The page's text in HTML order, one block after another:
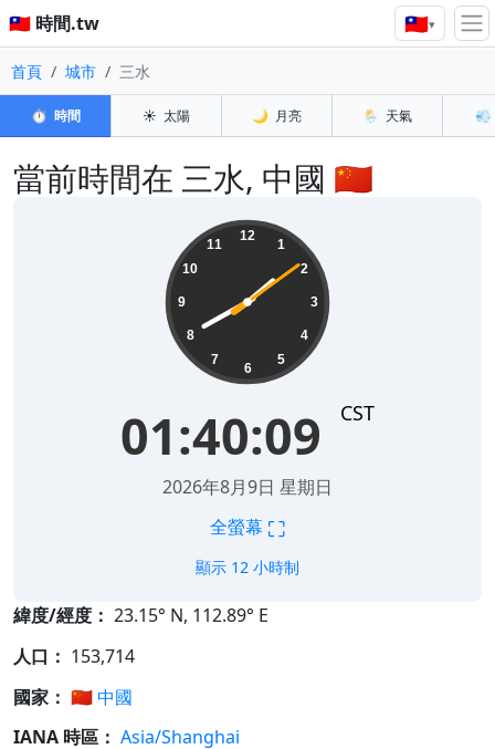
🇹🇼 時間.tw 🇹🇼▾
首頁 城市 三水
⏱️ 時間 ☀️ 太陽 🌙 月亮 🌦️ 天氣 💨
當前時間在 三水, 中國 🇨🇳
12
1
2
3
4
5
6
7
8
9
10
11
01:40:09 CST
2026年8月9日 星期日
全螢幕 ⛶
顯示 12 小時制
緯度/經度： 23.15° N, 112.89° E
人口： 153,714
國家： 🇨🇳中國
IANA 時區： Asia/Shanghai